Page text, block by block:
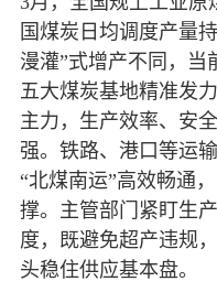
国煤炭日均调度产量
漫灌”式增产不同，当
五大煤炭基地精准发
主力，生产效率、安
强。铁路、港口等运
“北煤南运”高效畅通
撑。主管部门紧盯生
度，既避免超产违规
头稳住供应基本盘。